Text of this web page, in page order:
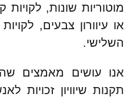
מוטוריות שונות, לקויות
או עיוורון צבעים,
השלישי.
אנו עושים מאמצים
תקנות שיוויון זכויות